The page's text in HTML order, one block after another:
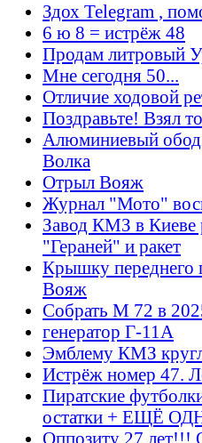
Здох Telegram ,
6 ю 8 = истрёж 48
Продам литровый
Мне сегодня 50...
Отличие ходовой
Поздравьте! Взял
Алюминиевый обод
Волка
Отрыл Вояж
Журнал "Мото"
Завод КМЗ в Киеве
"Гераней" и ракет
Крышку переднего
Вояж
Собрать М 72 в
генератор Г-11А
Эмблему КМЗ
Истрёж номер 47.
Пиратские
остатки + ЕЩЁ
Оппозиту 27 лет!!!